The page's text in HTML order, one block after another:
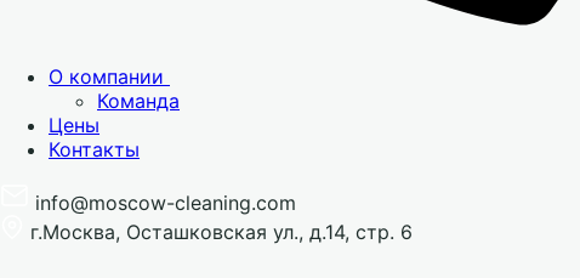
О компании
Команда
Цены
Контакты
info@moscow-cleaning.com
г.Москва, Осташковская ул., д.14, стр. 6